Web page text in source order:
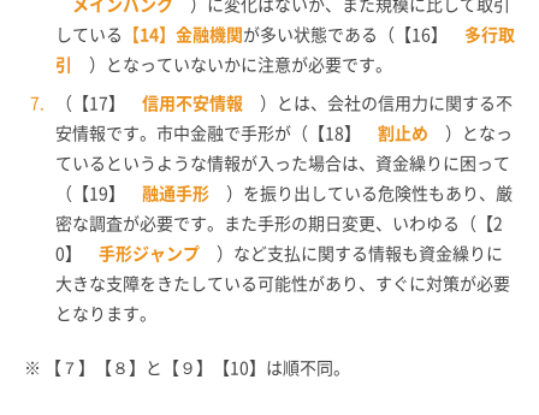
メインバンク ）に変化はないか、また規模に比して取引
している
【14】金融機関 が多い状態である（【16】
多行取
引 ）となっていないかに注意が必要です。
（【17】 信用不安情報 ）とは、会社の信用力に関する不
安情報です。市中金融で手形が（【18】
割止め ）となっ
ているというような情報が入った場合は、資金繰りに困って
（【19】
融通手形 ）を振り出している危険性もあり、厳
密な調査が必要です。また手形の期日変更、いわゆる（【2
0】
手形ジャンプ ）など支払に関する情報も資金繰りに
大きな支障をきたしている可能性があり、すぐに対策が必要
となります。
※ 【７】【８】と【９】【10】は順不同。